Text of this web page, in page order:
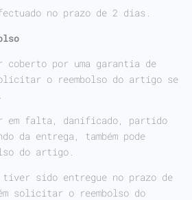
no prazo de 2 dias.
por uma garantia de
o reembolso do artigo se
em falta, danificado, partido
da entrega, também pode
do artigo.
tiver sido entregue no prazo de
solicitar o reembolso do